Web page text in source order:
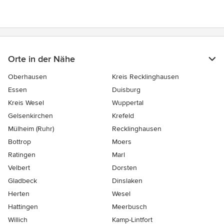
Orte in der Nähe
Oberhausen
Kreis Recklinghausen
Essen
Duisburg
Kreis Wesel
Wuppertal
Gelsenkirchen
Krefeld
Mülheim (Ruhr)
Recklinghausen
Bottrop
Moers
Ratingen
Marl
Velbert
Dorsten
Gladbeck
Dinslaken
Herten
Wesel
Hattingen
Meerbusch
Willich
Kamp-Lintfort